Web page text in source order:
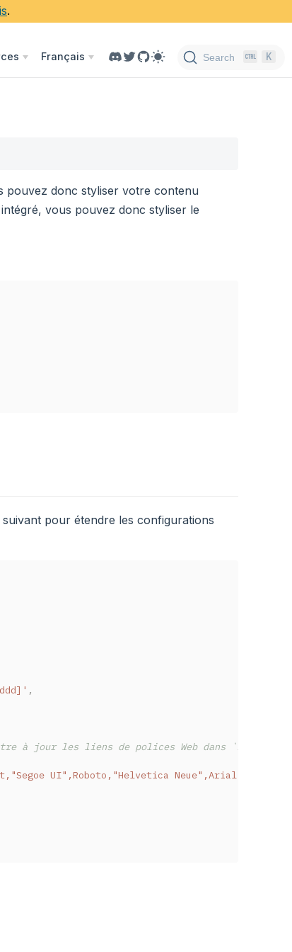
.
Français Search K
pouvez donc styliser votre contenu
intégré, vous pouvez donc styliser le
pour étendre les configurations
,
à jour les liens de polices Web dans
UI",Roboto,"Helvetica Neue",Arial,"Noto